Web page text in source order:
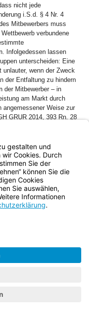
nicht jede
i.S.d. § 4 Nr. 4
Mitbewerbers muss
verbundene
Infolgedessen lassen
unterscheiden: Eine
unlauter, wenn der Zweck
der Entfaltung zu hindern
der Mitbewerber – in
am Markt durch
angemessener Weise zur
GRUR 2014, 393 Rn. 28
2018, 1251 Rn. 23 –
der
einer
Einzelfalls unter
einzelnen Mitbewerber,
sowie der
BGH GRUR 2014, 393
785 Rn. 23 –
2018, 1251 Rn. 23 –
25. Ed. 1.7.2024, UWG
ersichtlich nicht in
sie die Datenbank des
hat damit offenbar ein